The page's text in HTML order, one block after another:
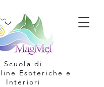
Scuola di
Esoteriche e
Interiori